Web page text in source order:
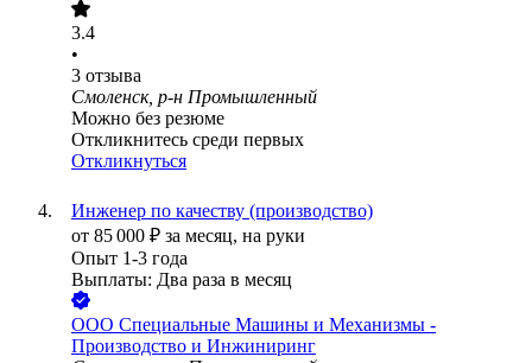
3.4
•
3 отзыва
Смоленск, р-н Промышленный
Можно без резюме
Откликнитесь среди первых
Откликнуться
Инженер по качеству (производство)
от 85 000 ₽ за месяц, на руки
Опыт 1-3 года
Выплаты: Два раза в месяц
ООО Специальные Машины и Механизмы -
Производство и Инжиниринг